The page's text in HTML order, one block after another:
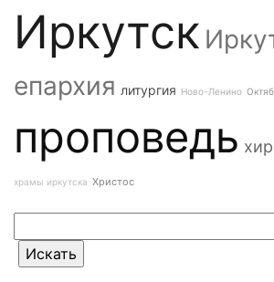
Иркутск
епархия литургия Ново-Ленино
проповедь
храмы иркутска Христос